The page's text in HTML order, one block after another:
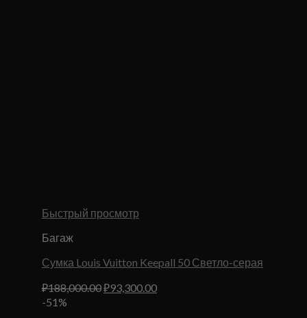
Быстрый просмотр
Багаж
Сумка Louis Vuitton Keepall 50 Светло-серая
₽188,000.00Первоначальная
₽93,300.00Текущая
-51%